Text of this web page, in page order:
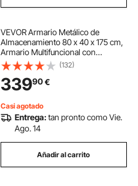
VEVOR Armario Metálico de
Almacenamiento 80 x 40 x 175 cm,
Armario Multifuncional con
Cerradura Puertas Magnéticas 2
Llaves 4 Estantes Ajustables,
Mueble Organizador para Oficina
Taller Almacén, Negro
(132)
33990€
Casi agotado
Entrega:tan pronto como Vie.
Ago. 14
Añadir al carrito